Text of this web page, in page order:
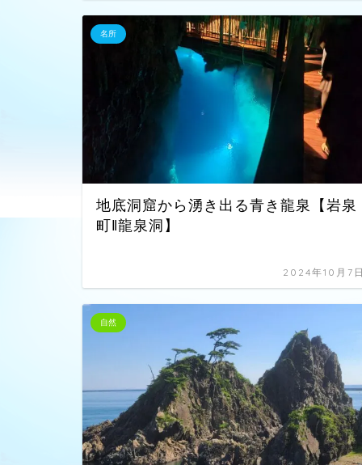
名所
地底洞窟から湧き出る青き龍泉【岩泉
町‖龍泉洞】
2024年10月7日
自然